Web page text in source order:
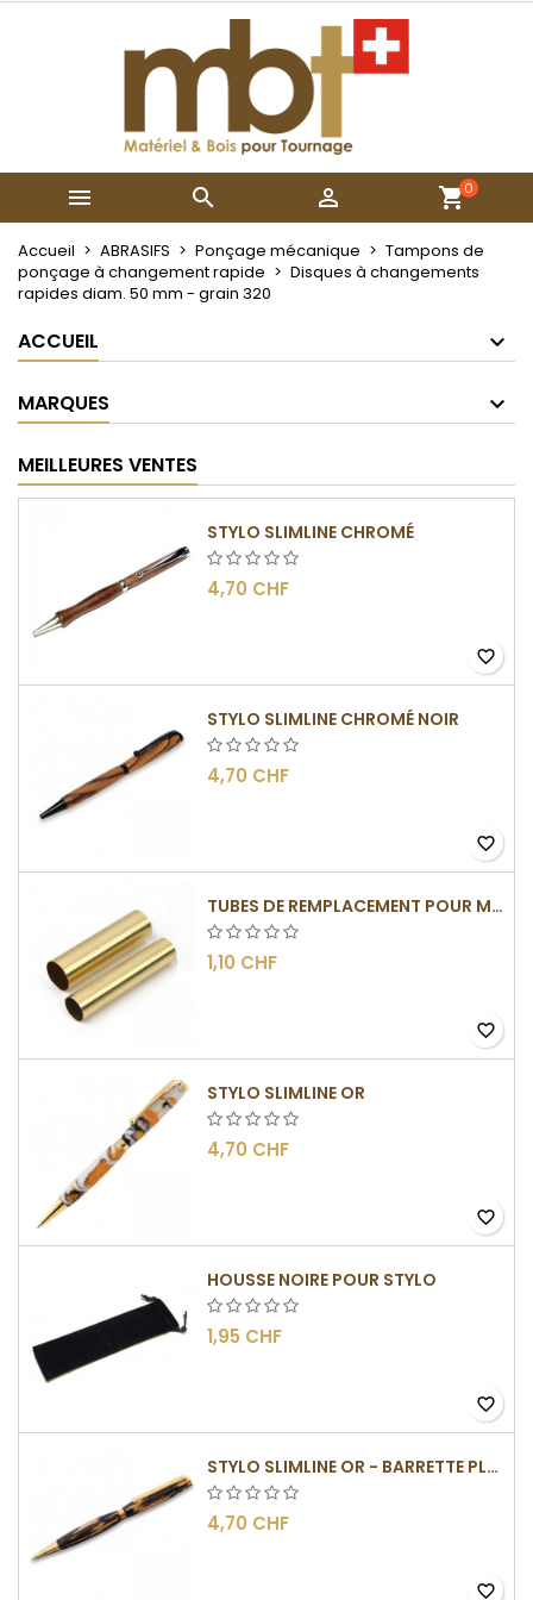
   0
Accueil ABRASIFS Ponçage mécanique
Tampons de
ponçage à changement rapide
Disques à changements
rapides diam. 50 mm - grain 320
ACCUEIL
MARQUES
MEILLEURES VENTES
STYLO SLIMLINE CHROMÉ
4,70 CHF
favorite_border
STYLO SLIMLINE CHROMÉ NOIR
4,70 CHF
favorite_border
TUBES DE REMPLACEMENT POUR MÉCANISME SLIMLINE
1,10 CHF
favorite_border
STYLO SLIMLINE OR
4,70 CHF
favorite_border
HOUSSE NOIRE POUR STYLO
1,95 CHF
favorite_border
STYLO SLIMLINE OR - BARRETTE PLATE
4,70 CHF
favorite_border
Mes listes
Créer une nouvelle liste
Créer une liste d'envies
Connexion
Vous devez être connecté pour ajouter des produits
à votre liste d'envies.
Annuler Connexion